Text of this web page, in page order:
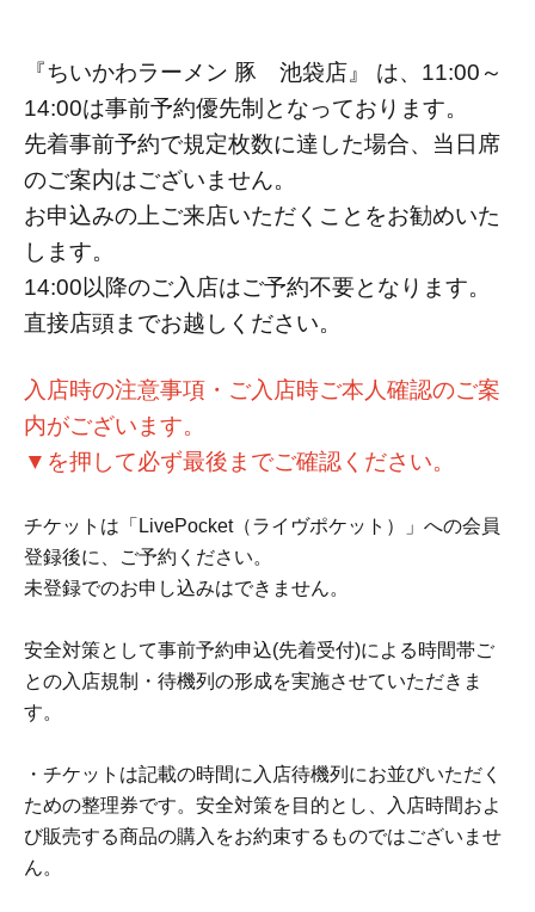
『ちいかわラーメン 豚 池袋店』 は、11:00～
14:00は事前予約優先制となっております。
先着事前予約で規定枚数に達した場合、当日席
のご案内はございません。
お申込みの上ご来店いただくことをお勧めいた
します。
14:00以降のご入店はご予約不要となります。
直接店頭までお越しください。
入店時の注意事項・ご入店時ご本人確認のご案
内がございます。
▼を押して必ず最後までご確認ください。
チケットは「LivePocket（ライヴポケット）」への会員
登録後に、ご予約ください。
未登録でのお申し込みはできません。
安全対策として事前予約申込(先着受付)による時間帯ご
との入店規制・待機列の形成を実施させていただきま
す。
・チケットは記載の時間に入店待機列にお並びいただく
ための整理券です。安全対策を目的とし、入店時間およ
び販売する商品の購入をお約束するものではございませ
ん。